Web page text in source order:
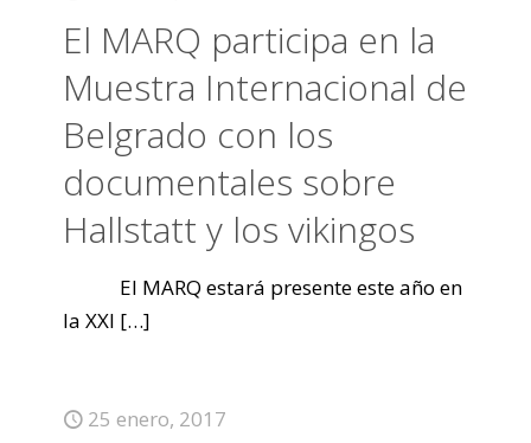
El MARQ participa en la
Muestra Internacional de
Belgrado con los
documentales sobre
Hallstatt y los vikingos
El MARQ estará presente este año en
la XXI […]
25 enero, 2017